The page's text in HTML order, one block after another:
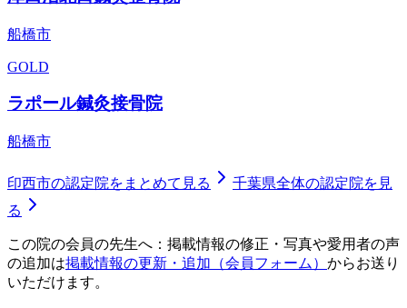
船橋市
GOLD
ラポール鍼灸接骨院
船橋市
印西市の認定院をまとめて見る 千葉県全体の認定院を見
る
この院の会員の先生へ：掲載情報の修正・写真や愛用者の声
の追加は掲載情報の更新・追加（会員フォーム） からお送り
いただけます。